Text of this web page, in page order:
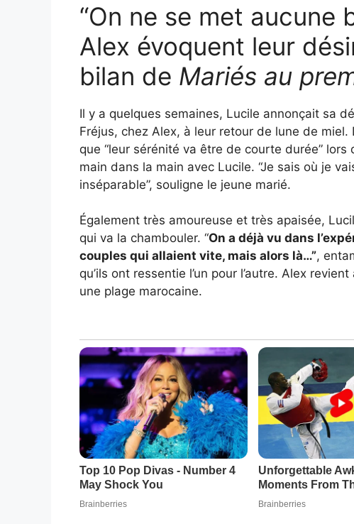
“On ne se met aucune
Alex évoquent leur
bilan de Mariés au
Il y a quelques semaines, Lucile annonçait sa
Fréjus, chez Alex, à leur retour de lune de
que “leur sérénité va être de courte durée”
main dans la main avec Lucile. “Je sais où je
inséparable”, souligne le jeune marié.
Également très amoureuse et très apaisée,
qui va la chambouler. “On a déjà vu dans
couples qui allaient vite, mais alors là…”,
qu’ils ont ressentie l’un pour l’autre. Alex
une plage marocaine.